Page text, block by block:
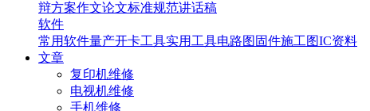
辩方案作文论文标准规范讲话稿
软件
常用软件量产开卡工具实用工具电路图 固件施工图IC资料
文章
复印机维修
电视机维修
手机维修